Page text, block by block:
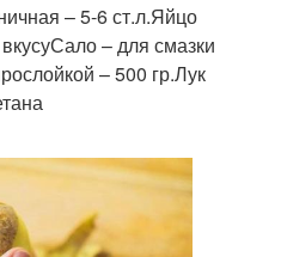
– 5-6 ст.л.Яйцо
– для смазки
– 500 гр.Лук